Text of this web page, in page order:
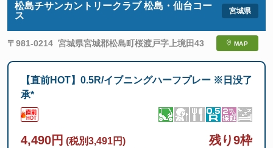
松島チサンカントリークラブ 松島・仙台コー
ス
〒981-0214 宮城県宮城郡松島町桜渡戸字上境田43 MAP
【直前HOT】0.5R/イブニングハーフプレー ※日没了
承*
4,490円 (税別3,491円) 残り9枠